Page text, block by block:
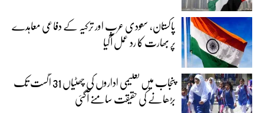
پاکستان، سعودی عرب اور ترکیہ کے دفاعی معاہدے
پر بھارت کا رد عمل آگیا
پنجاب میں تعلیمی اداروں کی چھٹیاں 31 اگست تک
بڑھانے کی حقیقت سامنے آگئی